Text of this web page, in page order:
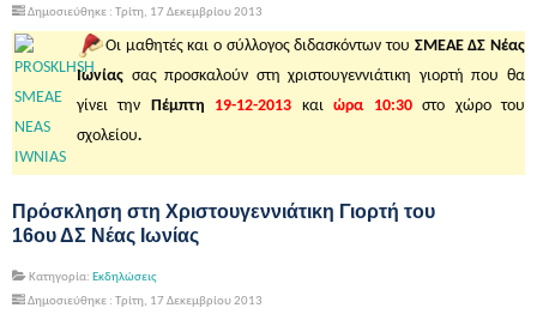
Δημοσιεύθηκε : Τρίτη, 17 Δεκεμβρίου 2013
Οι μαθητές και ο σύλλογος διδασκόντων του ΣΜΕΑΕ ΔΣ Νέας
Ιωνίας σας προσκαλούν στη χριστουγεννιάτικη γιορτή που θα
γίνει την Πέμπτη 19-12-2013 καιώρα 10:30στο χώρο του
σχολείου.
Πρόσκληση στη Χριστουγεννιάτικη Γιορτή του
16ου ΔΣ Νέας Ιωνίας
Κατηγορία: Εκδηλώσεις
Δημοσιεύθηκε : Τρίτη, 17 Δεκεμβρίου 2013